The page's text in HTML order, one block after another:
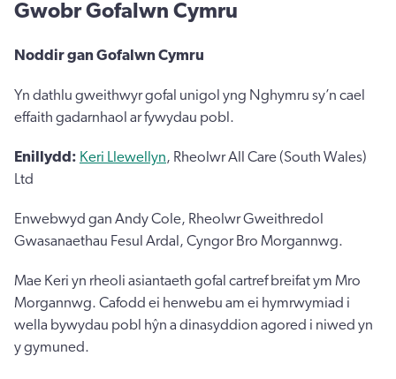
Gwobr Gofalwn Cymru
N oddir gan Gofalwn Cymru
Yn dathlu gweithwyr gofal unigol yng Nghymru sy’n cael
effaith gadarnhaol ar fywydau pobl.
Enillydd: Keri Llewellyn, Rheolwr All Care (South Wales)
Ltd
Enwebwyd gan Andy Cole, Rheolwr Gweithredol
Gwasanaethau Fesul Ardal, Cyngor Bro Morgannwg.
Mae Keri yn rheoli asiantaeth gofal cartref breifat ym Mro
Morgannwg. Cafodd ei henwebu am ei hymrwymiad i
wella bywydau pobl hŷn a dinasyddion agored i niwed yn
y gymuned.